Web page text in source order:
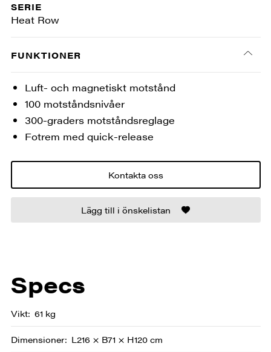
SERIE
Heat Row
FUNKTIONER
Luft- och magnetiskt motstånd
100 motståndsnivåer
300-graders motståndsreglage
Fotrem med quick-release
Kontakta oss
Lägg till i önskelistan
Specs
Vikt 61 kg
Dimensioner L216 × B71 × H120 cm